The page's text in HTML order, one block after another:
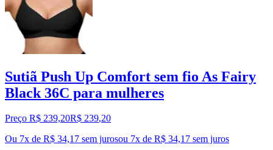
Sutiã Push Up Comfort sem fio As Fairy
Black 36C para mulheres
Preço R$ 239,20R$ 239,20
Ou 7x de R$ 34,17 sem jurosou 7x de R$ 34,17 sem juros